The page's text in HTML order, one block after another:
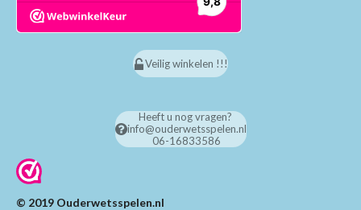
Veilig winkelen !!!
Heeft u nog vragen?
info@ouderwetsspelen.nl
06-16833586
© 2019 Ouderwetsspelen.nl